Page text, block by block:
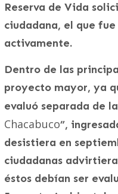
Reserva de Vida
ciudadana, el que
activamente.
Dentro de las
proyecto mayor, ya
evaluó separada de
Chacabuco”,
desistiera en
ciudadanas
éstos debían ser